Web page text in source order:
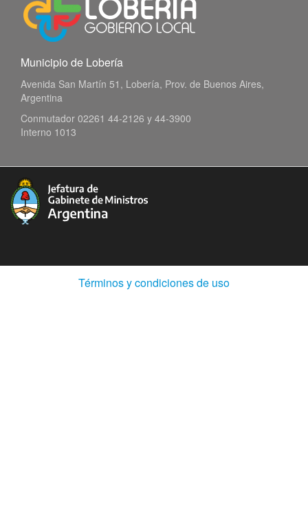
Municipio de Lobería
Avenida San Martín 51, Lobería, Prov. de Buenos Aires,
Argentina
Conmutador 02261 44-2126 y 44-3900
Interno 1013
Términos y condiciones de uso(Abre